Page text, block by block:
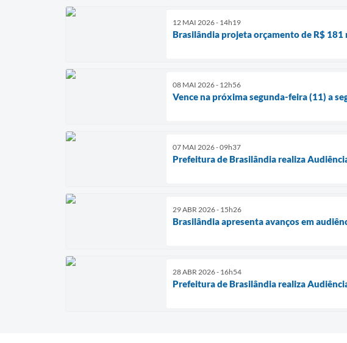
12 MAI 2026 - 14h19
Brasilândia projeta orçamento de R$
08 MAI 2026 - 12h56
Vence na próxima segunda-feira (11) a
07 MAI 2026 - 09h37
Prefeitura de Brasilândia realiza
29 ABR 2026 - 15h26
Brasilândia apresenta avanços em
28 ABR 2026 - 16h54
Prefeitura de Brasilândia realiza